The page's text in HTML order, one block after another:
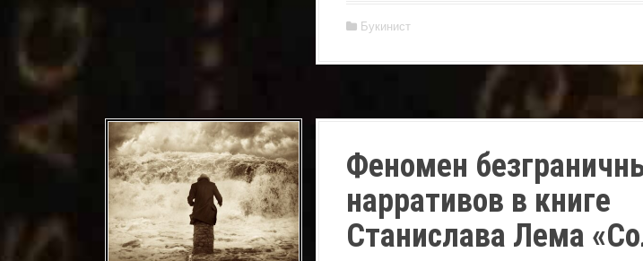
Букинист
Феномен
нарративов в книге
Станислава Лема